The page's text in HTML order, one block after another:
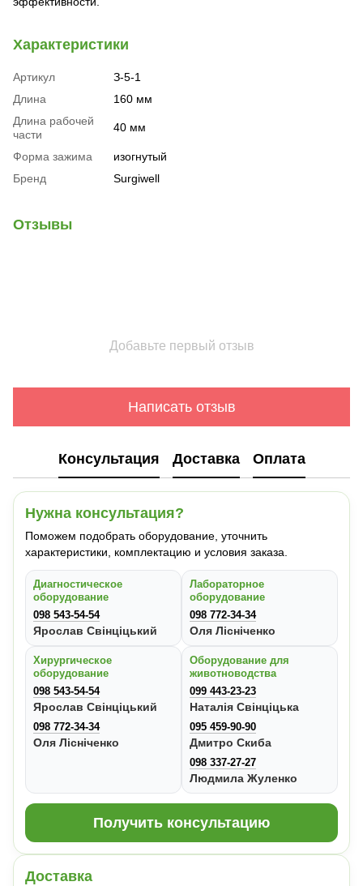
Характеристики
Артикул
З-5-1
Длина
160 мм
Длина рабочей
части
40 мм
Форма зажима
изогнутый
Бренд
Surgiwell
Отзывы
Добавьте первый отзыв
Написать отзыв
Консультация Доставка Оплата
Нужна консультация?
Поможем подобрать оборудование, уточнить
характеристики, комплектацию и условия заказа.
Диагностическое
оборудование
098 543-54-54
Ярослав Свінціцький
Лабораторное
оборудование
098 772-34-34
Оля Лісніченко
Хирургическое
оборудование
098 543-54-54
Ярослав Свінціцький
098 772-34-34
Оля Лісніченко
Оборудование для
животноводства
099 443-23-23
Наталія Свінціцька
095 459-90-90
Дмитро Скиба
098 337-27-27
Людмила Жуленко
Получить консультацию
Доставка